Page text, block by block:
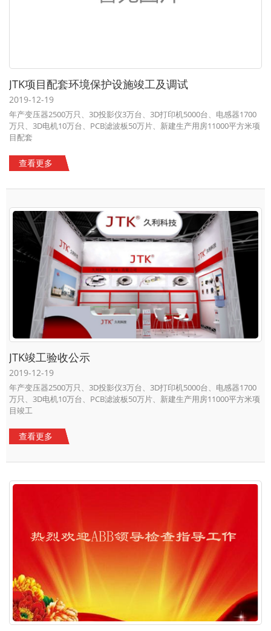
JTK项目配套环境保护设施竣工及调试
2019-12-19
年产变压器2500万只、3D投影仪3万台、3D打印机5000台、电感器1700
万只、3D电机10万台、PCB滤波板50万片、新建生产用房11000平方米项
目配套
查看更多
JTK竣工验收公示
2019-12-19
年产变压器2500万只、3D投影仪3万台、3D打印机5000台、电感器1700
万只、3D电机10万台、PCB滤波板50万片、新建生产用房11000平方米项
目竣工
查看更多